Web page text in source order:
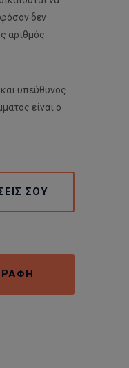
δεν
αριθμός
υπεύθυνος
είναι ο
ΣΟΥ